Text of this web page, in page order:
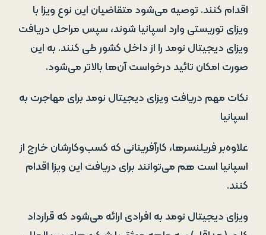
اقدام کنند. توصیه می‌شود متقاضیان این نوع ویزا با
ویزای توریستی وارد اسپانیا شوند، سپس مراحل دریافت
ویزای دیجیتال نومد را از داخل کشور طی کنند. به این
صورت امکان تائید درخواست آن‌ها بالاتر می‌شود.
نکات مهم دریافت ویزای دیجیتال نومد برای مهاجرت به
اسپانیا
علاوه‌بر فریلنسرها، کارآفرینانی که کسب‌وکارشان خارج از
اسپانیا است هم می‌توانند برای دریافت این ویزا اقدام
کنند.
ویزای دیجیتال نومد به افرادی ارائه می‌شود که قرارداد